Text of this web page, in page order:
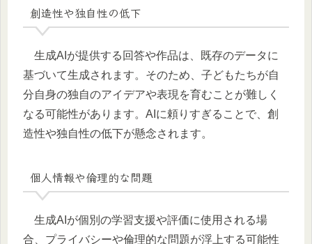
創造性や独自性の低下
生成AIが提供する回答や作品は、既存のデータに
基づいて生成されます。そのため、子どもたちが自
分自身の独自のアイデアや表現を育むことが難しく
なる可能性があります。AIに頼りすぎることで、創
造性や独自性の低下が懸念されます。
個人情報や倫理的な問題
生成AIが個別の学習支援や評価に使用される場
合、プライバシーや倫理的な問題が浮上する可能性